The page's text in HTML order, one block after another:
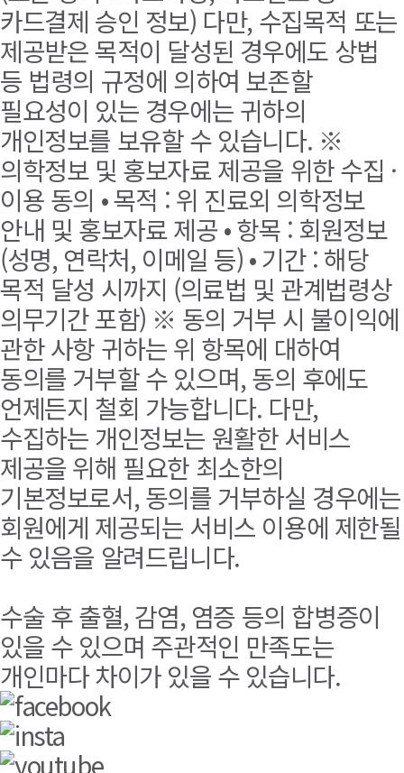
카드결제 승인 정보) 다만, 수집목적 또는
제공받은 목적이 달성된 경우에도 상법
등 법령의 규정에 의하여 보존할
필요성이 있는 경우에는 귀하의
개인정보를 보유할 수 있습니다. ※
의학정보 및 홍보자료 제공을 위한 수집 ·
이용 동의 • 목적 : 위 진료외 의학정보
안내 및 홍보자료 제공 • 항목 : 회원정보
(성명, 연락처, 이메일 등) • 기간 : 해당
목적 달성 시까지 (의료법 및 관계법령상
의무기간 포함) ※ 동의 거부 시 불이익에
관한 사항 귀하는 위 항목에 대하여
동의를 거부할 수 있으며, 동의 후에도
언제든지 철회 가능합니다. 다만,
수집하는 개인정보는 원활한 서비스
제공을 위해 필요한 최소한의
기본정보로서, 동의를 거부하실 경우에는
회원에게 제공되는 서비스 이용에 제한될
수 있음을 알려드립니다.
수술 후 출혈, 감염, 염증 등의 합병증이
있을 수 있으며 주관적인 만족도는
개인마다 차이가 있을 수 있습니다.